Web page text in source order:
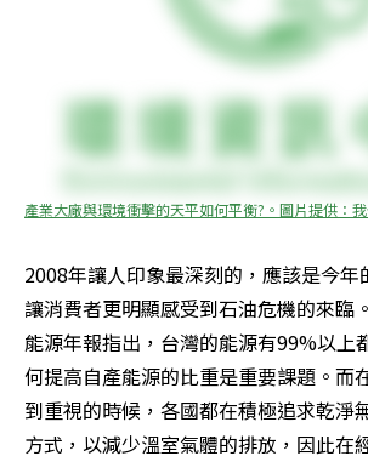
產業大廠與環境衝擊的天平如何平衡?。圖片提供：我
2008年讓人印象最深刻的，應該是今年
讓消費者更明顯感受到石油危機的來臨
能源年報指出，台灣的能源有99%以上
何提高自產能源的比重是重要課題。而
到重視的時候，各國都在積極追求乾淨
方式，以減少溫室氣體的排放，因此在